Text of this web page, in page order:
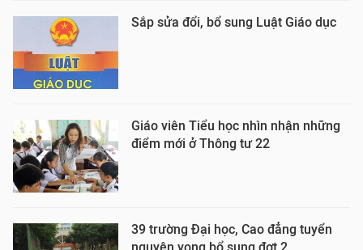
Sắp sửa đổi, bổ sung Luật Giáo dục
Giáo viên Tiểu học nhìn nhận những
điểm mới ở Thông tư 22
39 trường Đại học, Cao đẳng tuyển